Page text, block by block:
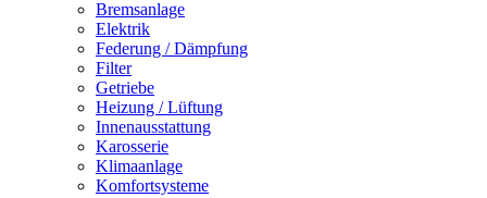
Bremsanlage
Elektrik
Federung / Dämpfung
Filter
Getriebe
Heizung / Lüftung
Innenausstattung
Karosserie
Klimaanlage
Komfortsysteme